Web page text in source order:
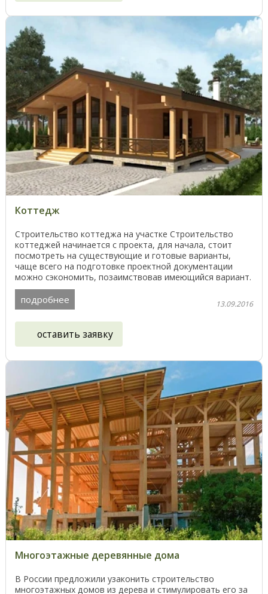
Коттедж
Строительство коттеджа на участке Строительство
коттеджей начинается с проекта, для начала, стоит
посмотреть на существующие и готовые варианты,
чаще всего на подготовке проектной документации
можно сэкономить, позаимствовав имеющийся вариант.
...
подробнее 13.09.2016
оставить заявку
Многоэтажные деревянные дома
В России предложили узаконить строительство
многоэтажных домов из дерева и стимулировать его за